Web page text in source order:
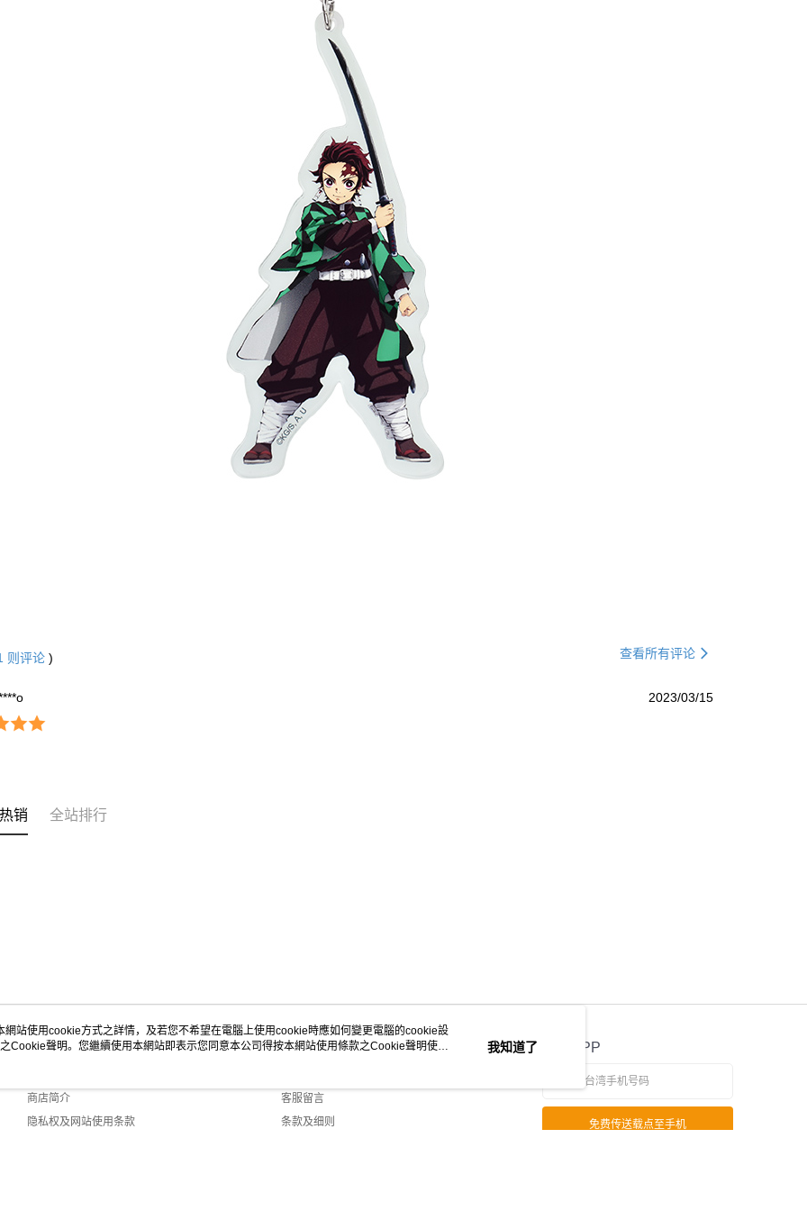
每笔NT$220
黑貓宅配-貨到付款
每笔NT$150
✈️ 海外配送
则评论 ) 查看所有评论
2023/03/15
销 全站排行
关于我们
商店简介
隐私权及网站使用条款
客服资讯
客服留言
条款及细则
官方APP
免费传送载点至手机
站使用cookie方式之詳情，及若您不希望在電腦上使用cookie時應如何變更電腦的cookie設
Cookie聲明。您繼續使用本網站即表示您同意本公司得按本網站使用條款之Cookie聲明使用
我知道了